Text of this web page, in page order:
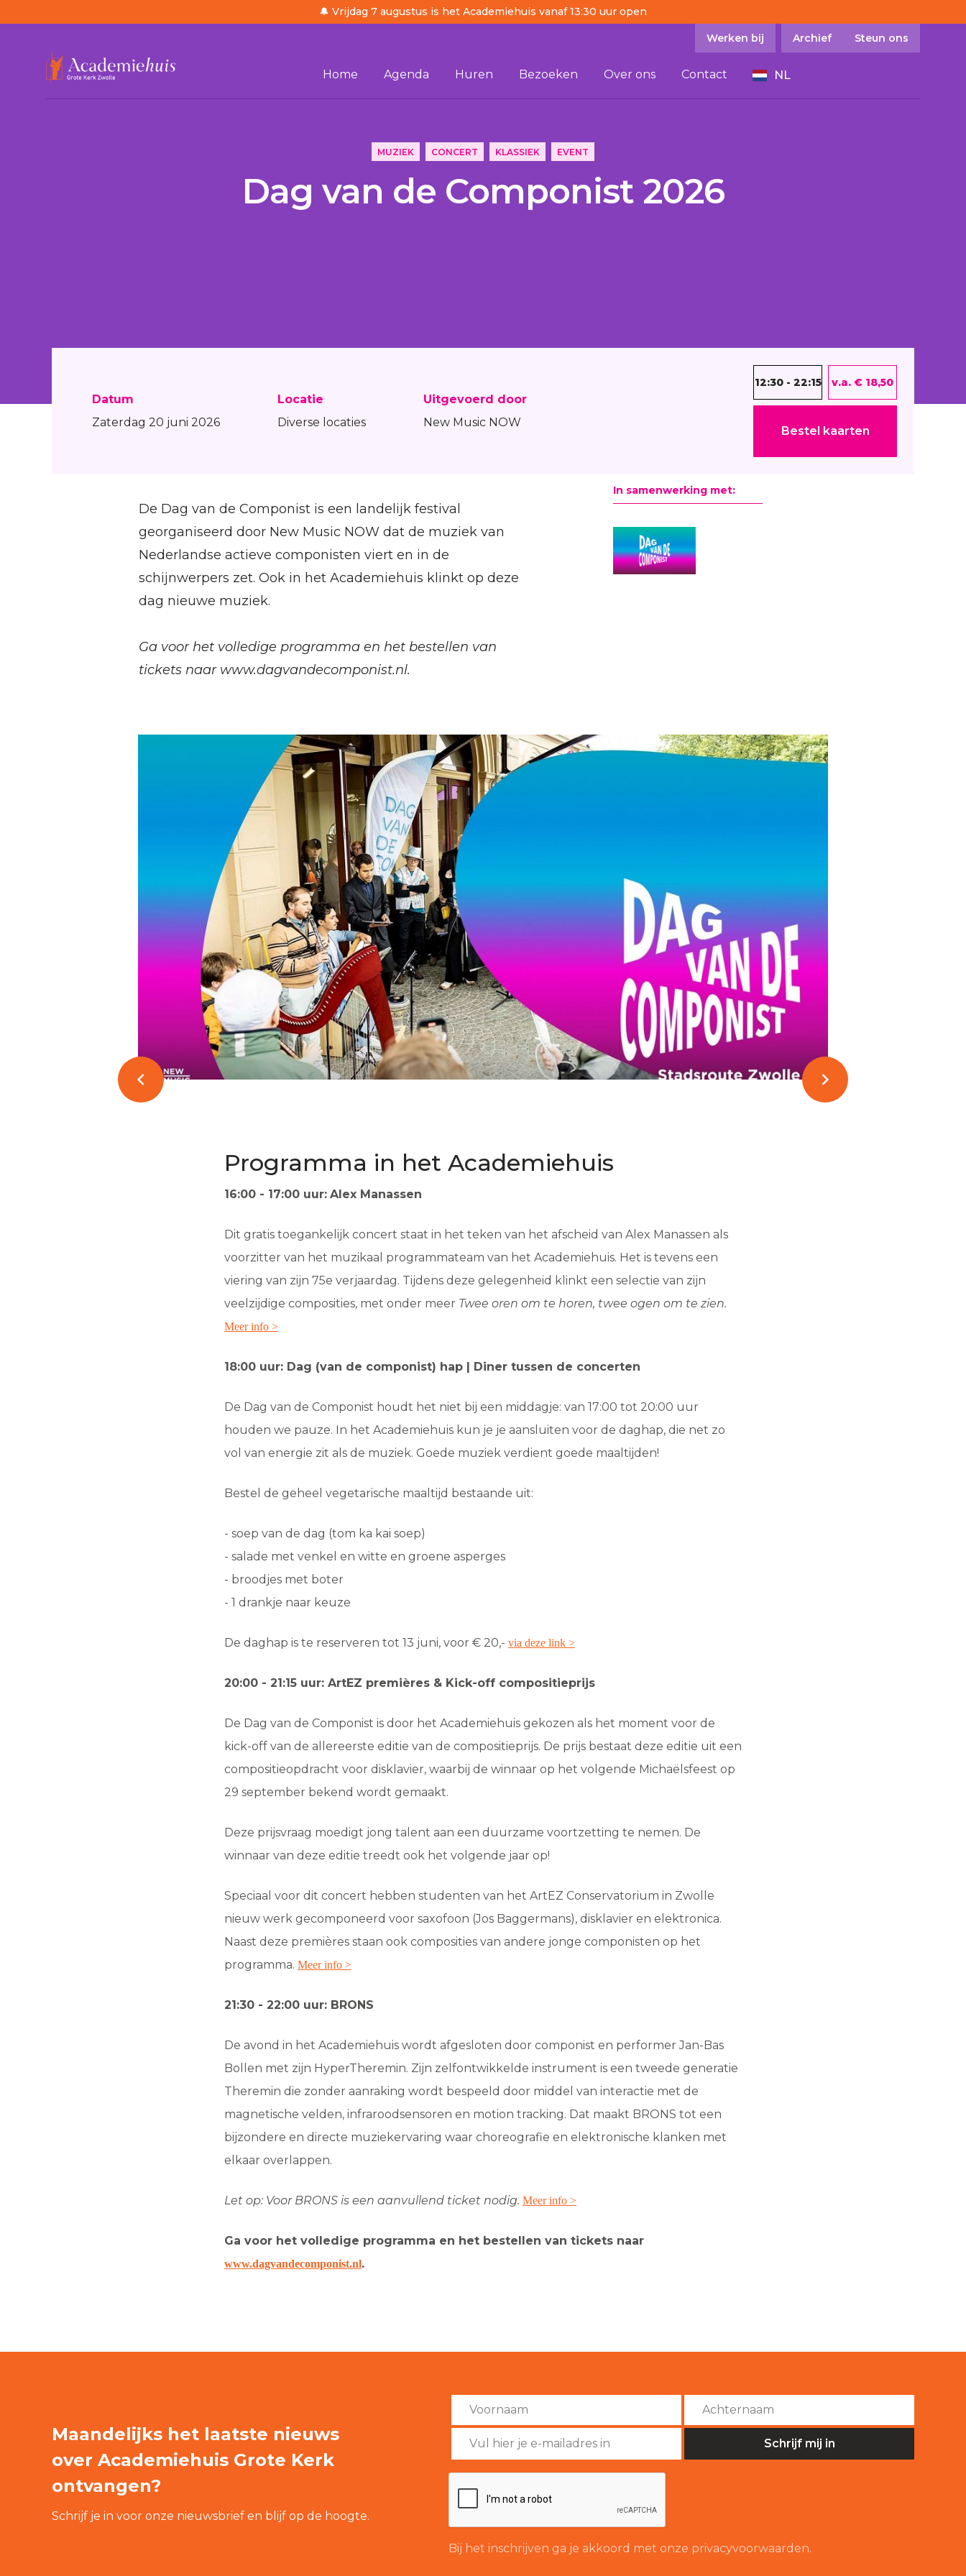
🔔 Vrijdag 7 augustus is het Academiehuis vanaf 13:30 uur open
Werken bij Archief Steun ons
Home Agenda Huren Bezoeken Over ons Contact
NL
MUZIEK CONCERT KLASSIEK EVENT
Dag van de Componist 2026
Datum
Zaterdag 20 juni 2026
Locatie
Diverse locaties
Uitgevoerd door
New Music NOW
12:30 - 22:15 v.a. € 18,50
Bestel kaarten
De Dag van de Componist is een landelijk festival
georganiseerd door New Music NOW dat de muziek van
Nederlandse actieve componisten viert en in de
schijnwerpers zet. Ook in het Academiehuis klinkt op deze
dag nieuwe muziek.
Ga voor het volledige programma en het bestellen van
tickets naar www.dagvandecomponist.nl.
In samenwerking met:
Programma in het Academiehuis
16:00 - 17:00 uur: Alex Manassen
Dit gratis toegankelijk concert staat in het teken van het afscheid van Alex Manassen als
voorzitter van het muzikaal programmateam van het Academiehuis. Het is tevens een
viering van zijn 75e verjaardag. Tijdens deze gelegenheid klinkt een selectie van zijn
veelzijdige composities, met onder meer Twee oren om te horen, twee ogen om te zien.
Meer info >
18:00 uur: Dag (van de componist) hap | Diner tussen de concerten
De Dag van de Componist houdt het niet bij een middagje: van 17:00 tot 20:00 uur
houden we pauze. In het Academiehuis kun je je aansluiten voor de daghap, die net zo
vol van energie zit als de muziek. Goede muziek verdient goede maaltijden!
Bestel de geheel vegetarische maaltijd bestaande uit:
- soep van de dag (tom ka kai soep)
- salade met venkel en witte en groene asperges
- broodjes met boter
- 1 drankje naar keuze
De daghap is te reserveren tot 13 juni, voor € 20,- via deze link >
20:00 - 21:15 uur: ArtEZ premières & Kick-off compositieprijs
De Dag van de Componist is door het Academiehuis gekozen als het moment voor de
kick-off van de allereerste editie van de compositieprijs. De prijs bestaat deze editie uit een
compositieopdracht voor disklavier, waarbij de winnaar op het volgende Michaëlsfeest op
29 september bekend wordt gemaakt.
Deze prijsvraag moedigt jong talent aan een duurzame voortzetting te nemen. De
winnaar van deze editie treedt ook het volgende jaar op!
Speciaal voor dit concert hebben studenten van het ArtEZ Conservatorium in Zwolle
nieuw werk gecomponeerd voor saxofoon (Jos Baggermans), disklavier en elektronica.
Naast deze premières staan ook composities van andere jonge componisten op het
programma. Meer info >
21:30 - 22:00 uur: BRONS
De avond in het Academiehuis wordt afgesloten door componist en performer Jan-Bas
Bollen met zijn HyperTheremin. Zijn zelfontwikkelde instrument is een tweede generatie
Theremin die zonder aanraking wordt bespeeld door middel van interactie met de
magnetische velden, infraroodsensoren en motion tracking. Dat maakt BRONS tot een
bijzondere en directe muziekervaring waar choreografie en elektronische klanken met
elkaar overlappen.
Let op: Voor BRONS is een aanvullend ticket nodig. Meer info >
Ga voor het volledige programma en het bestellen van tickets naar
www.dagvandecomponist.nl.
Maandelijks het laatste nieuws
over Academiehuis Grote Kerk
ontvangen?
Schrijf je in voor onze nieuwsbrief en blijf op de hoogte.
Bij het inschrijven ga je akkoord met onze privacyvoorwaarden.